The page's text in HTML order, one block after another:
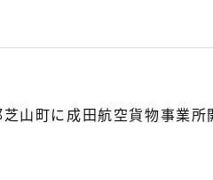
山町に成田航空貨物事業所